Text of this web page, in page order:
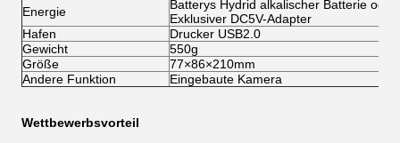
Energie
Batterys Hydrid alkalischer Batterie
Exklusiver DC5V-Adapter
Hafen
Drucker USB2.0
Gewicht
550g
Größe
77×86×210mm
Andere Funktion
Eingebaute Kamera
Wettbewerbsvorteil